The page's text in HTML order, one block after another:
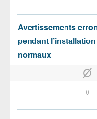
Avertissements
pendant
normaux
0